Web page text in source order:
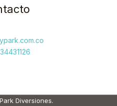
Diversiones.